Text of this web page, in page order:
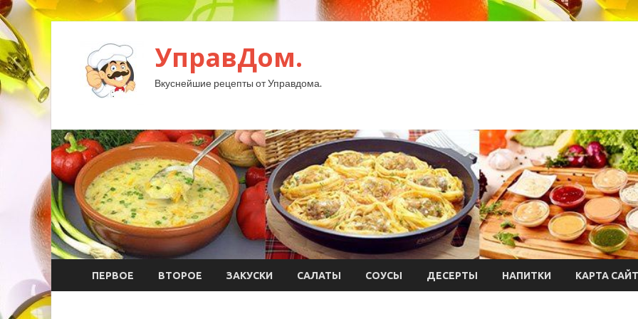
УправДом.
Вкуснейшие рецепты от Управдома.
ПЕРВОЕ ВТОРОЕ ЗАКУСКИ САЛАТЫ СОУСЫ ДЕСЕРТЫ НАПИТКИ КАРТА